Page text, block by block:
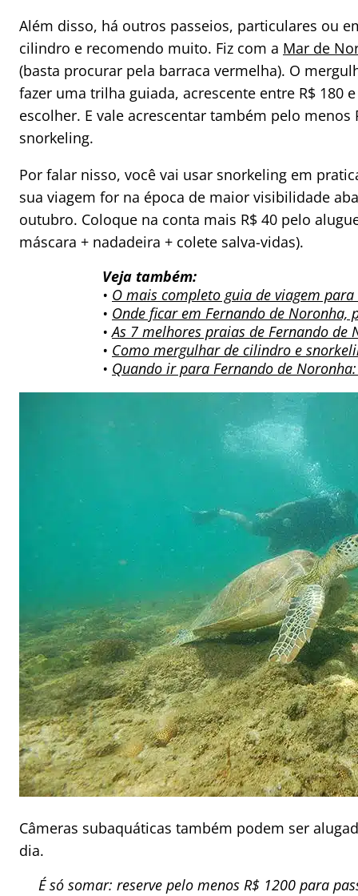
Além disso, há outros passeios, particulares ou
cilindro e recomendo muito. Fiz com a Mar de
(basta procurar pela barraca vermelha). O
fazer uma trilha guiada, acrescente entre R$ 180
escolher. E vale acrescentar também pelo
snorkeling.
Por falar nisso, você vai usar snorkeling em
sua viagem for na época de maior visibilidade
outubro. Coloque na conta mais R$ 40 pelo
máscara + nadadeira + colete salva-vidas).
Veja também:
• O mais completo guia de viagem
• Onde ficar em Fernando de Noronha,
•As 7 melhores praias de Fernando
• Como mergulhar de cilindro e
• Quando ir para Fernando de
Câmeras subaquáticas também podem ser
dia.
É só somar: reserve pelo menos R$ 1200 para